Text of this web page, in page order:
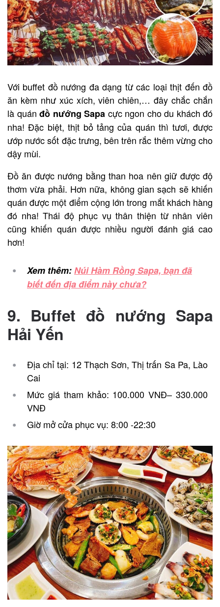
Với buffet đồ nướng đa dạng từ các loại thịt đến đồ
ăn kèm như xúc xích, viên chiên,… đây chắc chắn
là quán đồ nướng Sapa cực ngon cho du khách đó
nha! Đặc biệt, thịt bỏ tảng của quán thì tươi, được
ướp nước sốt đặc trưng, bên trên rắc thêm vừng cho
dậy mùi.
Đồ ăn được nướng bằng than hoa nên giữ được độ
thơm vừa phải. Hơn nữa, không gian sạch sẽ khiến
quán được một điểm cộng lớn trong mắt khách hàng
đó nha! Thái độ phục vụ thân thiện từ nhân viên
cũng khiến quán được nhiều người đánh giá cao
hơn!
Xem thêm:Núi Hàm Rồng Sapa, bạn đã
biết đến địa điểm này chưa?
9. Buffet đồ nướng Sapa
Hải Yến
Địa chỉ tại: 12 Thạch Sơn, Thị trấn Sa Pa, Lào
Cai
Mức giá tham khảo: 100.000 VNĐ– 330.000
VNĐ
Giờ mở cửa phục vụ: 8:00 -22:30